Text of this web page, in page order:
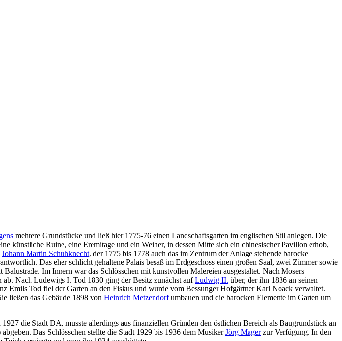
mehrere Grundstücke und ließ hier 1775-76 einen Landschaftsgarten im englischen Stil anlegen. Die
künstliche Ruine, eine Eremitage und ein Weiher, in dessen Mitte sich ein chinesischer Pavillon erhob,
Johann Martin Schuhknecht, der 1775 bis 1778 auch das im Zentrum der Anlage stehende barocke
Das eher schlicht gehaltene Palais besaß im Erdgeschoss einen großen Saal, zwei Zimmer sowie
Im Innern war das Schlösschen mit kunstvollen Malereien ausgestaltet. Nach Mosers
ab. Nach Ludewigs I. Tod 1830 ging der Besitz zunächst aufLudwig II. über, der ihn 1836 an seinen
Emils Tod fiel der Garten an den Fiskus und wurde vom Bessunger Hofgärtner Karl Noack verwaltet.
ließen das Gebäude 1898 von Heinrich Metzendorfumbauen und die barocken Elemente im Garten um
die Stadt DA, musste allerdings aus finanziellen Gründen den östlichen Bereich als Baugrundstück an
abgeben. Das Schlösschen stellte die Stadt 1929 bis 1936 dem MusikerJörg Magerzur Verfügung. In den